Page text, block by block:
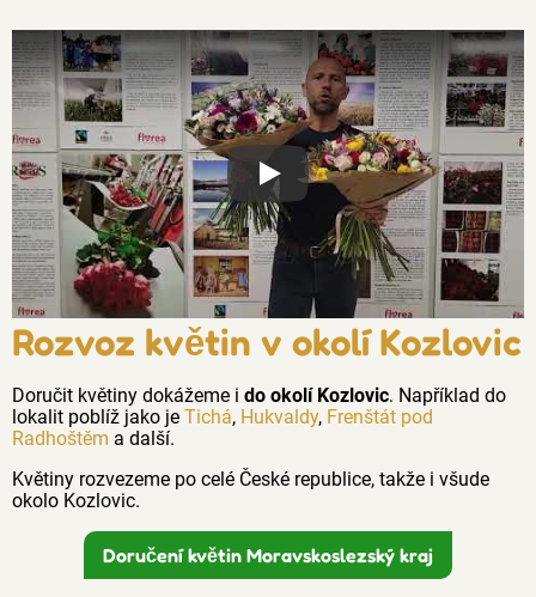
Proč jsou květiny z Florea tak
Rozvoz květin v okolí Kozlovic
Doručit květiny dokážeme i do okolí Kozlovic. Například do
lokalit poblíž jako je Tichá, Hukvaldy, Frenštát pod
Radhoštěm a další.
Květiny rozvezeme po celé České republice, takže i všude
okolo Kozlovic.
Doručení květin Moravskoslezský kraj